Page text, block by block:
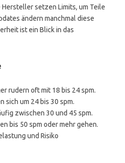
setzen Limits, um Teile
ändern manchmal diese
ist ein Blick in das
rudern oft mit 18 bis 24 spm.
sich um 24 bis 30 spm.
zwischen 30 und 45 spm.
bis 50 spm oder mehr gehen.
und Risiko